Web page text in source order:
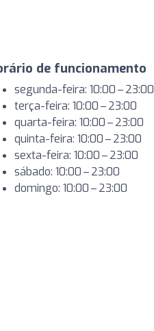
de funcionamento
segunda-feira: 10:00 – 23:00
terça-feira: 10:00 – 23:00
quarta-feira: 10:00 – 23:00
quinta-feira: 10:00 – 23:00
sexta-feira: 10:00 – 23:00
sábado: 10:00 – 23:00
domingo: 10:00 – 23:00